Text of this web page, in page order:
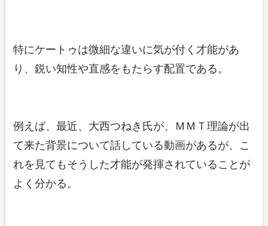
特にケートゥは微細な違いに気が付く才能があ
り、鋭い知性や直感をもたらす配置である。
例えば、最近、大西つねき氏が、ＭＭＴ理論が出
て来た背景について話している動画があるが、こ
れを見てもそうした才能が発揮されていることが
よく分かる。